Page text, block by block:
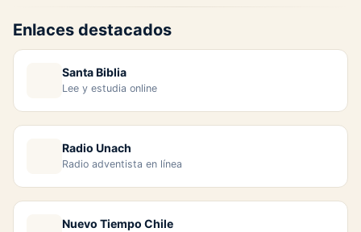
Enlaces destacados
Santa Biblia
Lee y estudia online
Radio Unach
Radio adventista en línea
Nuevo Tiempo Chile